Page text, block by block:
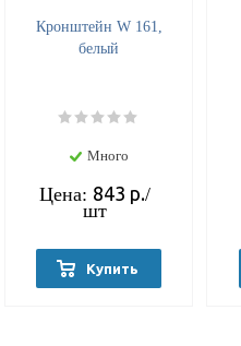
Кронштейн W 161,
белый
Много
Цена: 843 р./
шт
Купить